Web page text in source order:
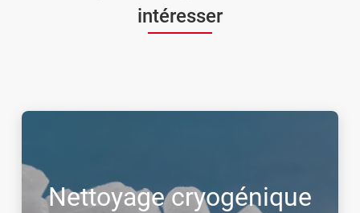
intéresser
Nettoyage cryogénique